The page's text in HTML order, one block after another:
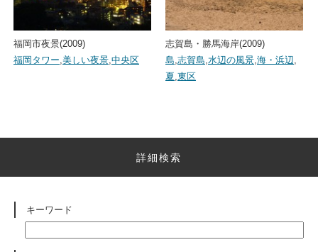
福岡市夜景(2009)
福岡タワー,美しい夜景,中央区
志賀島・勝馬海岸(2009)
島,志賀島,水辺の風景,海・浜辺,
夏,東区
詳細検索
キーワード